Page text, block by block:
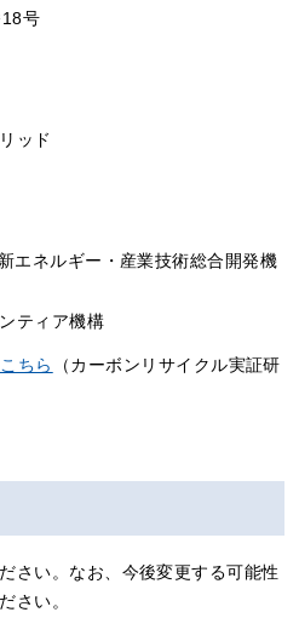
号
ッド
エネルギー・産業技術総合開発機
ティア機構
ちら
（カーボンリサイクル実証研
さい。なお、今後変更する可能性
さい。